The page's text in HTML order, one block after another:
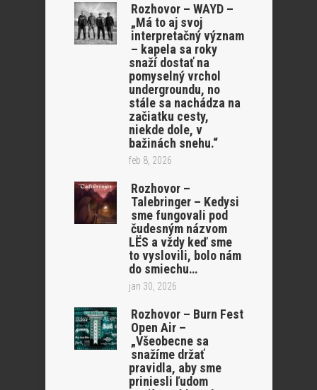
Rozhovor – WAYD –
„Má to aj svoj
interpretačný význam
– kapela sa roky
snaží dostať na
pomyselný vrchol
undergroundu, no
stále sa nachádza na
začiatku cesty,
niekde dole, v
bažinách snehu.“
feb 8, 2026
Rozhovor –
Talebringer – Kedysi
sme fungovali pod
čudesným názvom
LËS a vždy keď sme
to vyslovili, bolo nám
do smiechu…
jan 30, 2026
Rozhovor – Burn Fest
Open Air –
„Všeobecne sa
snažíme držať
pravidla, aby sme
priniesli ľudom